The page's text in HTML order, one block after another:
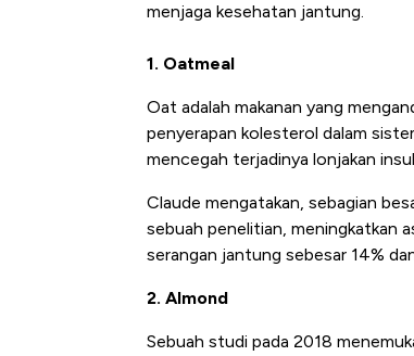
menjaga kesehatan jantung.
1. Oatmeal
Oat adalah makanan yang
penyerapan kolesterol dalam
mencegah terjadinya lonjakan
Claude mengatakan, sebagian
sebuah penelitian, meningkatkan
serangan jantung sebesar 14%
2. Almond
Sebuah studi pada 2018
Tembaga Terbang